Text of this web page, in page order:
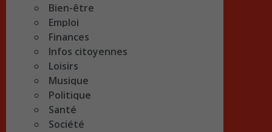
Bien-être
Emploi
Finances
Infos citoyennes
Loisirs
Musique
Politique
Santé
Société